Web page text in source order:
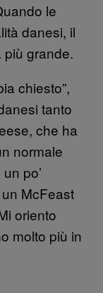
le
danesi, il
grande.
chiesto”,
tanto
che ha
normale
po’
McFeast
oriento
molto più in